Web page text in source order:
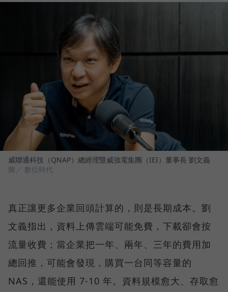
威聯通科技（QNAP）總經理暨威強電集團（IEI）董事長 劉文義
圖／ 數位時代
真正讓更多企業回頭計算的，則是長期成本。劉
文義指出，資料上傳雲端可能免費，下載卻會按
流量收費；當企業把一年、兩年、三年的費用加
總回推，可能會發現，購買一台同等容量的
NAS，還能使用 7-10 年。資料規模愈大、存取愈